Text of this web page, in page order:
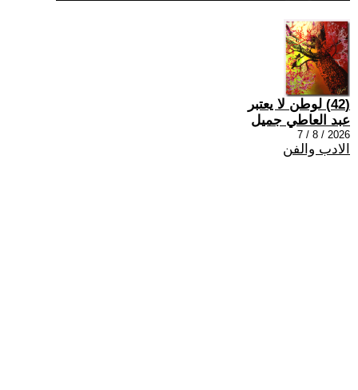
(42) لوطن لا يعتبر
عبد العاطي جميل
2026 / 8 / 7
الادب والفن